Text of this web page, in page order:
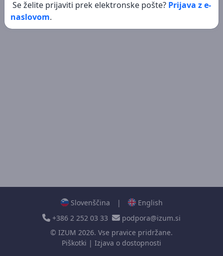
Se želite prijaviti prek elektronske pošte? Prijava z e-
naslovom.
Slovenščina |
English
+386 2 252 03 33
podpora@izum.si
© IZUM 2026. Vse pravice pridržane.
Piškotki | Izjava o dostopnosti